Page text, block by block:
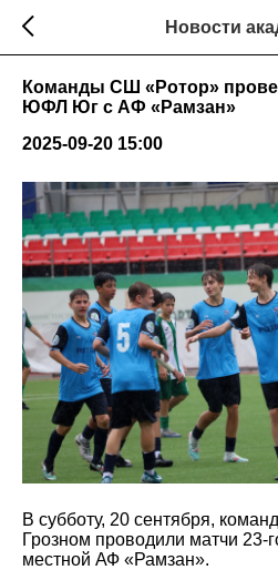
Новости
Команды СШ «Ротор»
ЮФЛ Юг с АФ «Рамзан»
2025-09-20 15:00
В субботу, 20 сентября,
Грозном проводили матчи
местной АФ «Рамзан».